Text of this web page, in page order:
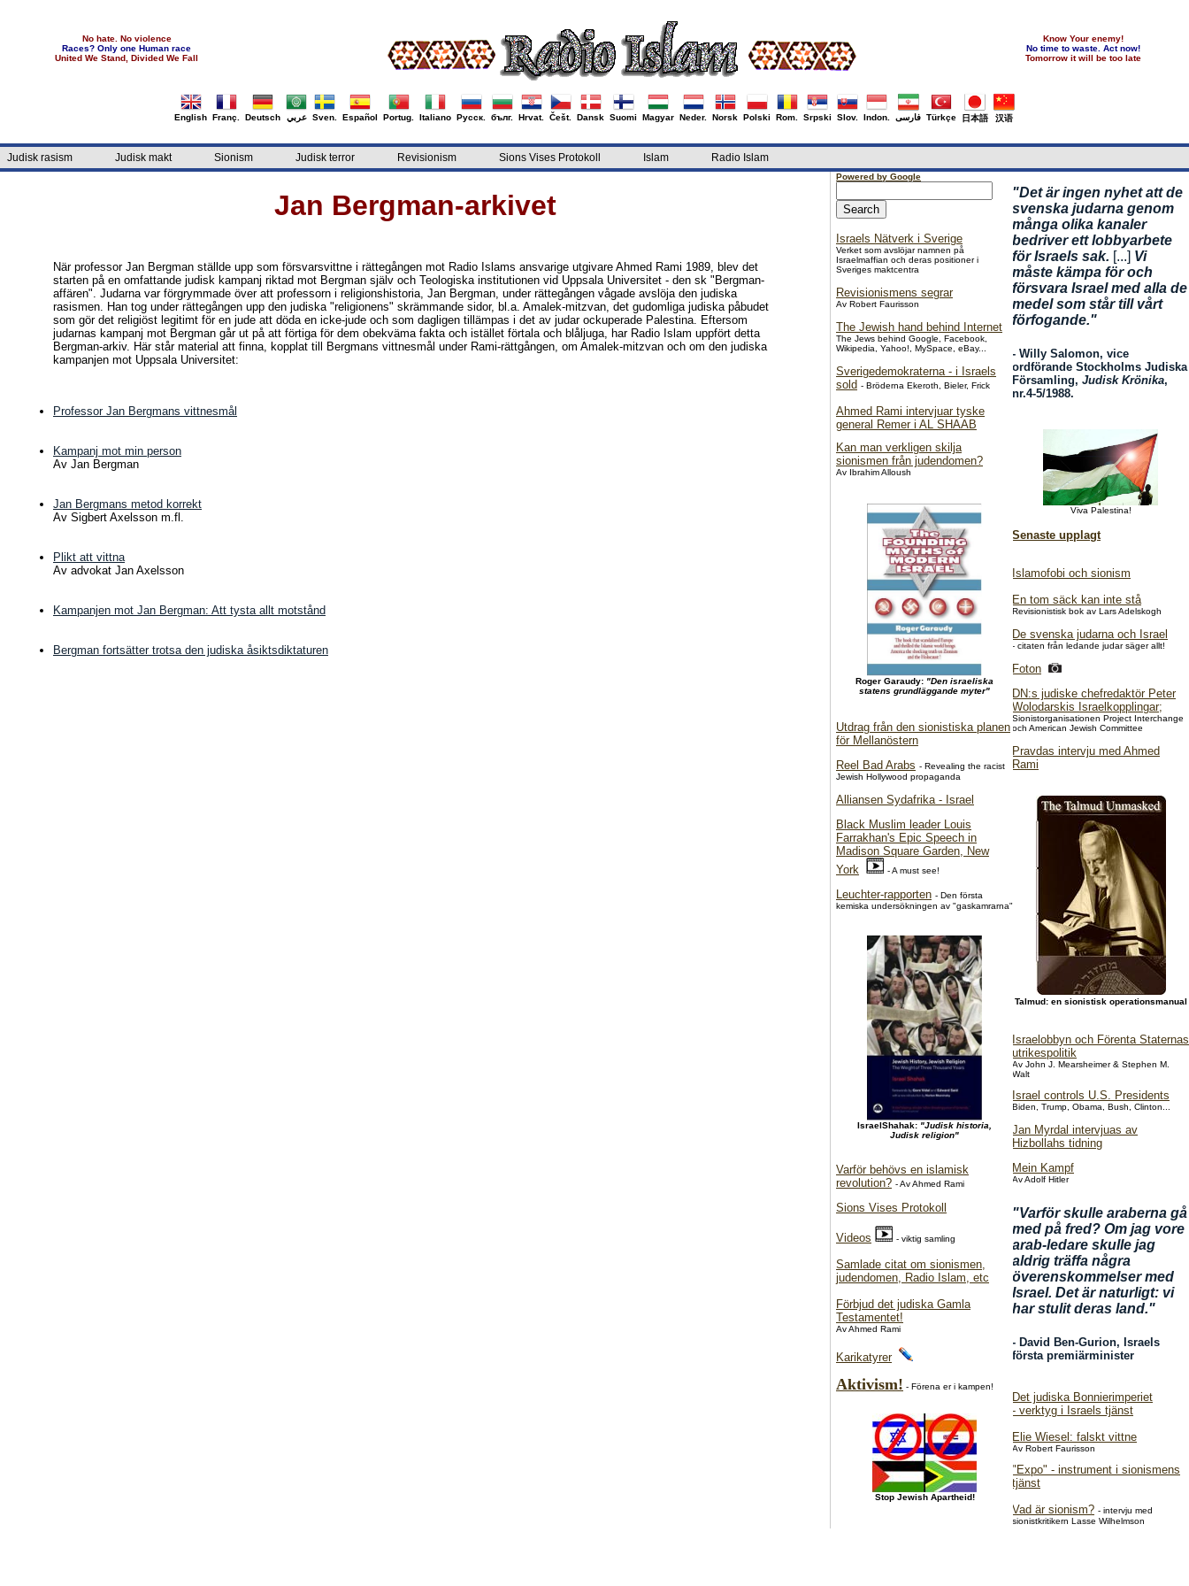
No hate. No violence
Races? Only one Human race
United We Stand, Divided We Fall
Know Your enemy!
No time to waste. Act now!
Tomorrow it will be too late
English Franç. Deutsch عربي Sven. Español Portug. Italiano Русск. бълг. Hrvat. Češt. Dansk Suomi Magyar Neder. Norsk Polski Rom. Srpski Slov. Indon. فارسی Türkçe 日本語 汉语
Judisk rasism Judisk makt Sionism Judisk terror Revisionism Sions Vises Protokoll Islam Radio Islam
Jan Bergman-arkivet
När professor Jan Bergman ställde upp som försvarsvittne i rättegången mot Radio Islams ansvarige utgivare Ahmed Rami 1989, blev det
starten på en omfattande judisk kampanj riktad mot Bergman själv och Teologiska institutionen vid Uppsala Universitet - den sk "Bergman-
affären". Judarna var förgrymmade över att professorn i religionshistoria, Jan Bergman, under rättegången vågade avslöja den judiska
rasismen. Han tog under rättegången upp den judiska "religionens" skrämmande sidor, bl.a. Amalek-mitzvan, det gudomliga judiska påbudet
som gör det religiöst legitimt för en jude att döda en icke-jude och som dagligen tillämpas i det av judar ockuperade Palestina. Eftersom
judarnas kampanj mot Bergman går ut på att förtiga för dem obekväma fakta och istället förtala och blåljuga, har Radio Islam uppfört detta
Bergman-arkiv. Här står material att finna, kopplat till Bergmans vittnesmål under Rami-rättgången, om Amalek-mitzvan och om den judiska
kampanjen mot Uppsala Universitet:
Professor Jan Bergmans vittnesmål
Kampanj mot min person
Av Jan Bergman
Jan Bergmans metod korrekt
Av Sigbert Axelsson m.fl.
Plikt att vittna
Av advokat Jan Axelsson
Kampanjen mot Jan Bergman: Att tysta allt motstånd
Bergman fortsätter trotsa den judiska åsiktsdiktaturen
"Det är ingen nyhet att de
svenska judarna genom
många olika kanaler
bedriver ett lobbyarbete
för Israels sak. [...] Vi
måste kämpa för och
försvara Israel med alla de
medel som står till vårt
förfogande."
- Willy Salomon, vice
ordförande Stockholms Judiska
Församling, Judisk Krönika,
nr.4-5/1988.
Viva Palestina!
Senaste upplagt
Islamofobi och sionism
En tom säck kan inte stå
Revisionistisk bok av Lars Adelskogh
De svenska judarna och Israel
- citaten från ledande judar säger allt!
Foton
DN:s judiske chefredaktör Peter
Wolodarskis Israelkopplingar;
Sionistorganisationen Project Interchange
och American Jewish Committee
Pravdas intervju med Ahmed
Rami
Talmud: en sionistisk operationsmanual
Israelobbyn och Förenta Staternas
utrikespolitik
Av John J. Mearsheimer & Stephen M.
Walt
Israel controls U.S. Presidents
Biden, Trump, Obama, Bush, Clinton...
Jan Myrdal intervjuas av
Hizbollahs tidning
Mein Kampf
Av Adolf Hitler
"Varför skulle araberna gå
med på fred? Om jag vore
arab-ledare skulle jag
aldrig träffa några
överenskommelser med
Israel. Det är naturligt: vi
har stulit deras land."
- David Ben-Gurion, Israels
första premiärminister
Det judiska Bonnierimperiet
- verktyg i Israels tjänst
Elie Wiesel: falskt vittne
Av Robert Faurisson
"Expo" - instrument i sionismens
tjänst
Vad är sionism? - intervju med
sionistkritikern Lasse Wilhelmson
Powered by Google
Israels Nätverk i Sverige
Verket som avslöjar namnen på
Israelmaffian och deras positioner i
Sveriges maktcentra
Revisionismens segrar
Av Robert Faurisson
The Jewish hand behind Internet
The Jews behind Google, Facebook,
Wikipedia, Yahoo!, MySpace, eBay...
Sverigedemokraterna - i Israels
sold - Bröderna Ekeroth, Bieler, Frick
Ahmed Rami intervjuar tyske
general Remer i AL SHAAB
Kan man verkligen skilja
sionismen från judendomen?
Av Ibrahim Alloush
Roger Garaudy: "Den israeliska
statens grundläggande myter"
Utdrag från den sionistiska planen
för Mellanöstern
Reel Bad Arabs - Revealing the racist
Jewish Hollywood propaganda
Alliansen Sydafrika - Israel
Black Muslim leader Louis
Farrakhan's Epic Speech in
Madison Square Garden, New
York
- A must see!
Leuchter-rapporten - Den första
kemiska undersökningen av "gaskamrarna"
IsraelShahak: "Judisk historia,
Judisk religion"
Varför behövs en islamisk
revolution? - Av Ahmed Rami
Sions Vises Protokoll
Videos - viktig samling
Samlade citat om sionismen,
judendomen, Radio Islam, etc
Förbjud det judiska Gamla
Testamentet!
Av Ahmed Rami
Karikatyrer
Aktivism! - Förena er i kampen!
Stop Jewish Apartheid!